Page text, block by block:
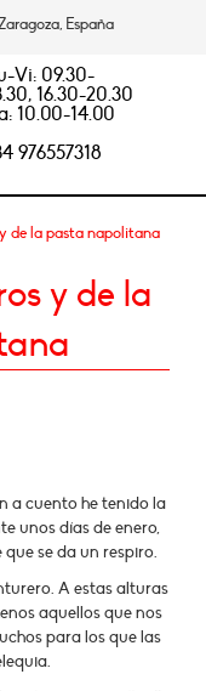
España
Vi: 09.30-
16.30-20.30
10.00-14.00
976557318
de la pasta napolitana
y de la
a cuento he tenido la
unos días de enero,
se da un respiro.
A estas alturas
aquellos que nos
para los que las